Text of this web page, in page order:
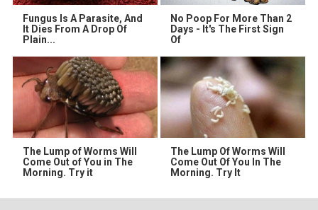
Fungus Is A Parasite, And
It Dies From A Drop Of
Plain...
No Poop For More Than 2
Days - It's The First Sign
Of
The Lump of Worms Will
Come Out of You in The
Morning. Try it
The Lump Of Worms Will
Come Out Of You In The
Morning. Try It